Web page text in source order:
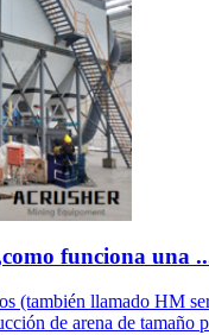
funciona una
llamado HM
de arena de tamaño